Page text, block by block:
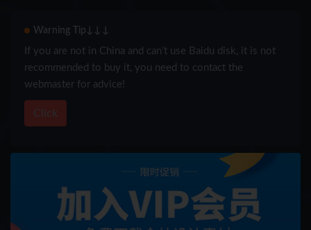
Warning Tip↓↓↓
If you are not in China and can’t use Baidu disk, it is not
recommended to buy it, you need to contact the
webmaster for advice!
Click